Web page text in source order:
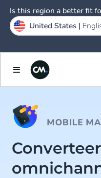
MOBILE
Is this region a better fit
United States |